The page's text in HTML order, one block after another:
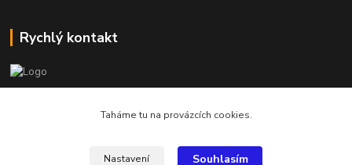
Rychlý kontakt
info@armygalanterie.czTaháme tu na provázcích cookies.
Nastavení Souhlasím